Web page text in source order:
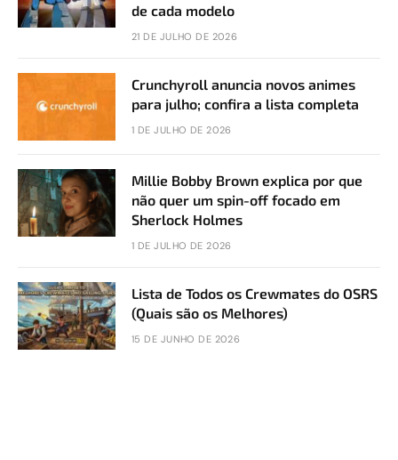
de cada modelo
21 DE JULHO DE 2026
Crunchyroll anuncia novos animes
para julho; confira a lista completa
1 DE JULHO DE 2026
Millie Bobby Brown explica por que
não quer um spin-off focado em
Sherlock Holmes
1 DE JULHO DE 2026
Lista de Todos os Crewmates do OSRS
(Quais são os Melhores)
15 DE JUNHO DE 2026